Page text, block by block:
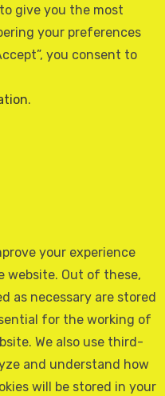
give you the most
your preferences
you consent to
.
your experience
website. Out of these,
as necessary are stored
for the working of
We also use third-
and understand how
will be stored in your